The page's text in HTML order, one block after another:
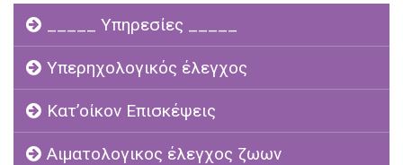
_____ Υπηρεσίες _____
Υπερηχολογικός έλεγχος
Κατ’οίκον Επισκέψεις
Αιματολογικος έλεγχος ζωων